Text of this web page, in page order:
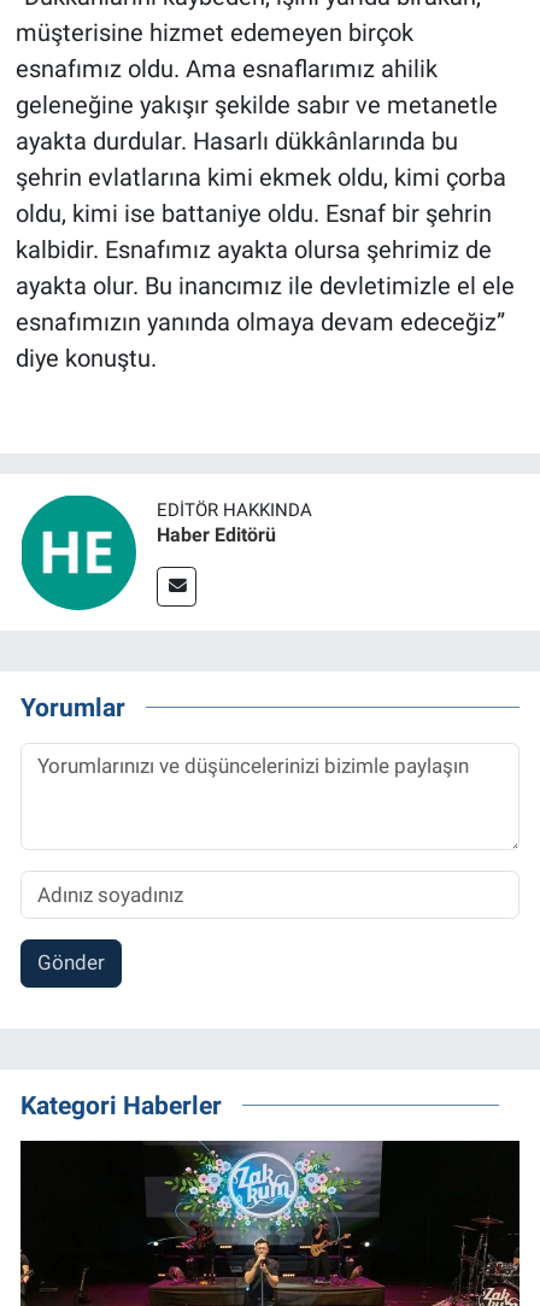
müşterisine hizmet edemeyen birçok
esnafımız oldu. Ama esnaflarımız ahilik
geleneğine yakışır şekilde sabır ve metanetle
ayakta durdular. Hasarlı dükkânlarında bu
şehrin evlatlarına kimi ekmek oldu, kimi çorba
oldu, kimi ise battaniye oldu. Esnaf bir şehrin
kalbidir. Esnafımız ayakta olursa şehrimiz de
ayakta olur. Bu inancımız ile devletimizle el ele
esnafımızın yanında olmaya devam edeceğiz”
diye konuştu.
EDITÖR HAKKINDA
Haber Editörü
Yorumlar
Gönder
Kategori Haberler